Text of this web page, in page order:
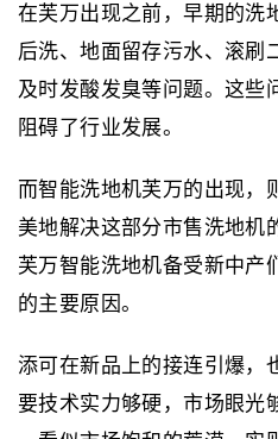
在芙万出现之前，早期的洗
后洗、地面留存污水、滚刷
及时发酸发臭等问题。这些
阻碍了行业发展。
而智能洗地机芙万的出现，
美地解决这部分市售洗地机
芙万智能洗地机备受新中产
的主要原因。
添可在新品上的接连引爆，
要技术实力够硬，市场眼光